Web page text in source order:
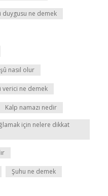
duygusu ne demek
nasıl olur
verici ne demek
Kalp namazı nedir
için nelere dikkat
Şuhu ne demek